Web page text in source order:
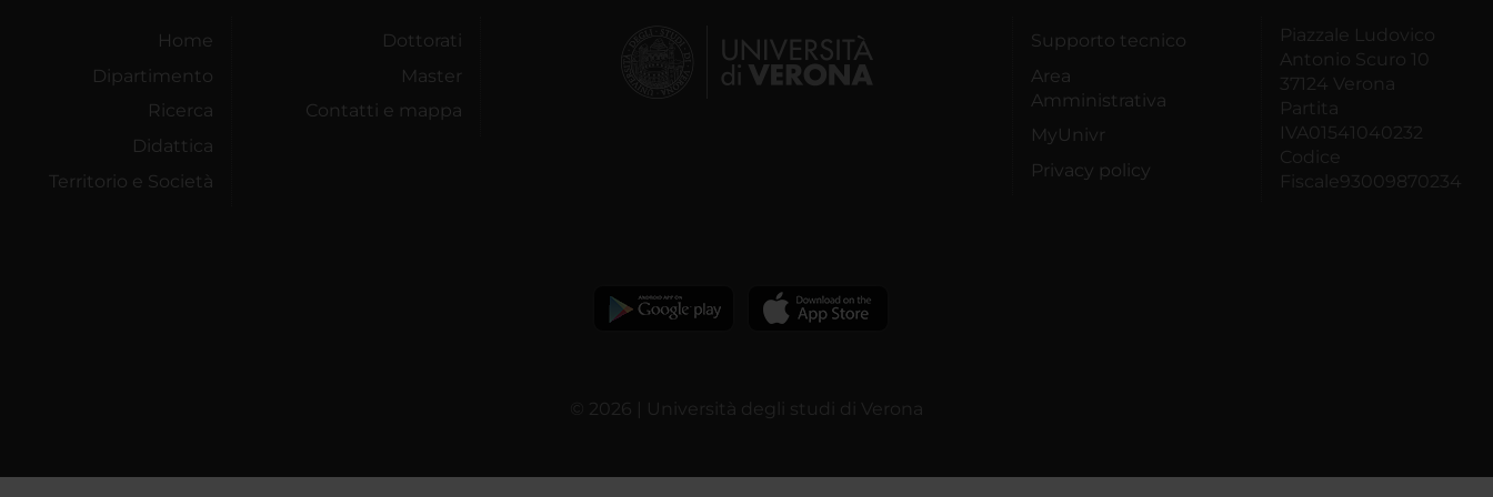
Home
Dipartimento
Ricerca
Didattica
Territorio e Società
Dottorati
Master
Contatti e mappa
Supporto tecnico
Area
Amministrativa
MyUnivr
Privacy policy
Piazzale Ludovico
Antonio Scuro 10
37124 Verona
Partita
IVA01541040232
Codice
Fiscale93009870234
© 2026 | Università degli studi di Verona